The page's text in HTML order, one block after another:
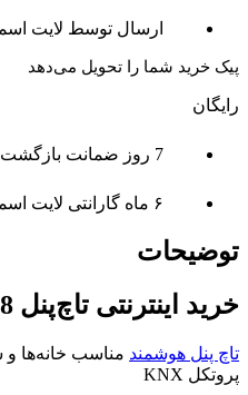
ارسال توسط لایت
پیک خرید شما را تحویل می‌دهد
رایگان
7 روز ضمانت بازگشت وجه
۶ ماه گارانتی لایت اسمارت
توضیحات
خرید اینترنتی تاچ‌پنل 8 اینچ آستروم
تاچ پنل هوشمند مناسب خانه‌ها
پروتکل KNX